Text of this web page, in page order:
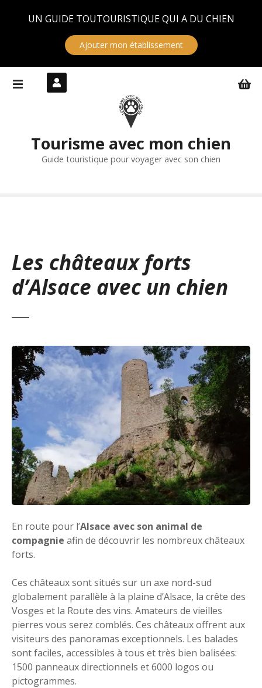
UN GUIDE TOUTOURISTIQUE QUI A DU CHIEN
Ajouter mon établissement
Tourisme avec mon chien
Guide touristique pour voyager avec son chien
Les châteaux forts
d’Alsace avec un chien
En route pour l’Alsace avec son animal de
compagnie afin de découvrir les nombreux châteaux
forts.
Ces châteaux sont situés sur un axe nord-sud
globalement parallèle à la plaine d’Alsace, la crête des
Vosges et la Route des vins. Amateurs de vieilles
pierres vous serez comblés. Ces châteaux offrent aux
visiteurs des panoramas exceptionnels. Les balades
sont faciles, accessibles à tous et très bien balisées:
1500 panneaux directionnels et 6000 logos ou
pictogrammes.